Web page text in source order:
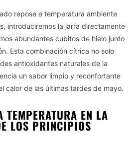
repose a temperatura ambiente
introduciremos la jarra directamente
abundantes cubitos de hielo junto
Esta combinación cítrica no solo
antioxidantes naturales de la
un sabor limpio y reconfortante
calor de las últimas tardes de mayo.
TEMPERATURA EN LA
LOS PRINCIPIOS